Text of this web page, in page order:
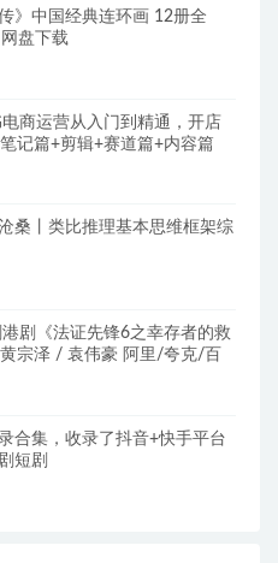
》中国经典连环画 12册全
盘下载
商运营从入门到精通，开店
记篇+剪辑+赛道篇+内容篇
桑丨类比推理基本思维框架综
剧《法证先锋6之幸存者的救
宗泽 / 袁伟豪 阿里/夸克/百
合集，收录了抖音+快手平台
短剧